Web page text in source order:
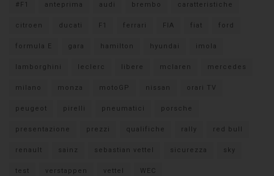
#F1 anteprima audi brembo caratteristiche
citroen ducati F1 ferrari FIA fiat ford
formula E gara hamilton hyundai imola
lamborghini leclerc libere mclaren mercedes
milano monza motoGP nissan orari TV
peugeot pirelli pneumatici porsche
presentazione prezzi qualifiche rally red bull
renault sainz sebastian vettel sicurezza sky
test verstappen vettel WEC